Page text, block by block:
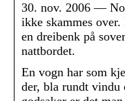
30. nov. 2006 —
ikke skammes
en dreibenk på
nattbordet.
En vogn har som
der, bla rundt vindu